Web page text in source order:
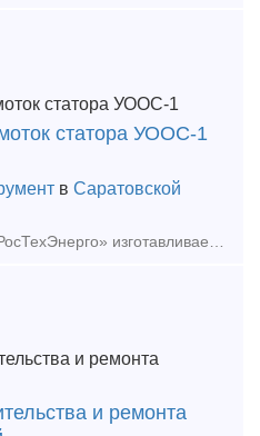
статора УООС-1
в Саратовской
Предприятие ООО «НПО «РосТехЭнерго» изготавливает Установка обрезки обмоток статора УООС-1. Предназначена для обрезки лобовой части обмоток статоров асинхронных электрических двигателей.
и ремонта